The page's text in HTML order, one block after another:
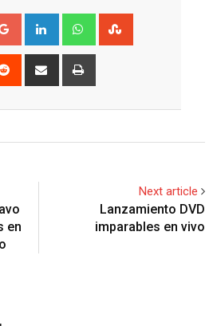
Google+ LinkedIn Whatsapp
Reddit
Share
en
Next article
Lanzamiento DVD
imparables en vivo